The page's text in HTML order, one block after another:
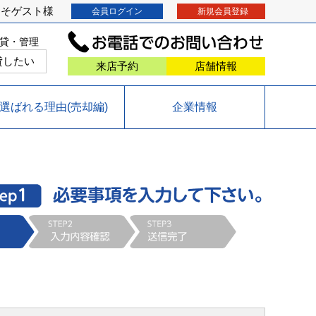
ゲスト様 会員ログイン 新規会員登録
・管理
したい 来店予約 店舗情報
選ばれる理由(売却編) 企業情報